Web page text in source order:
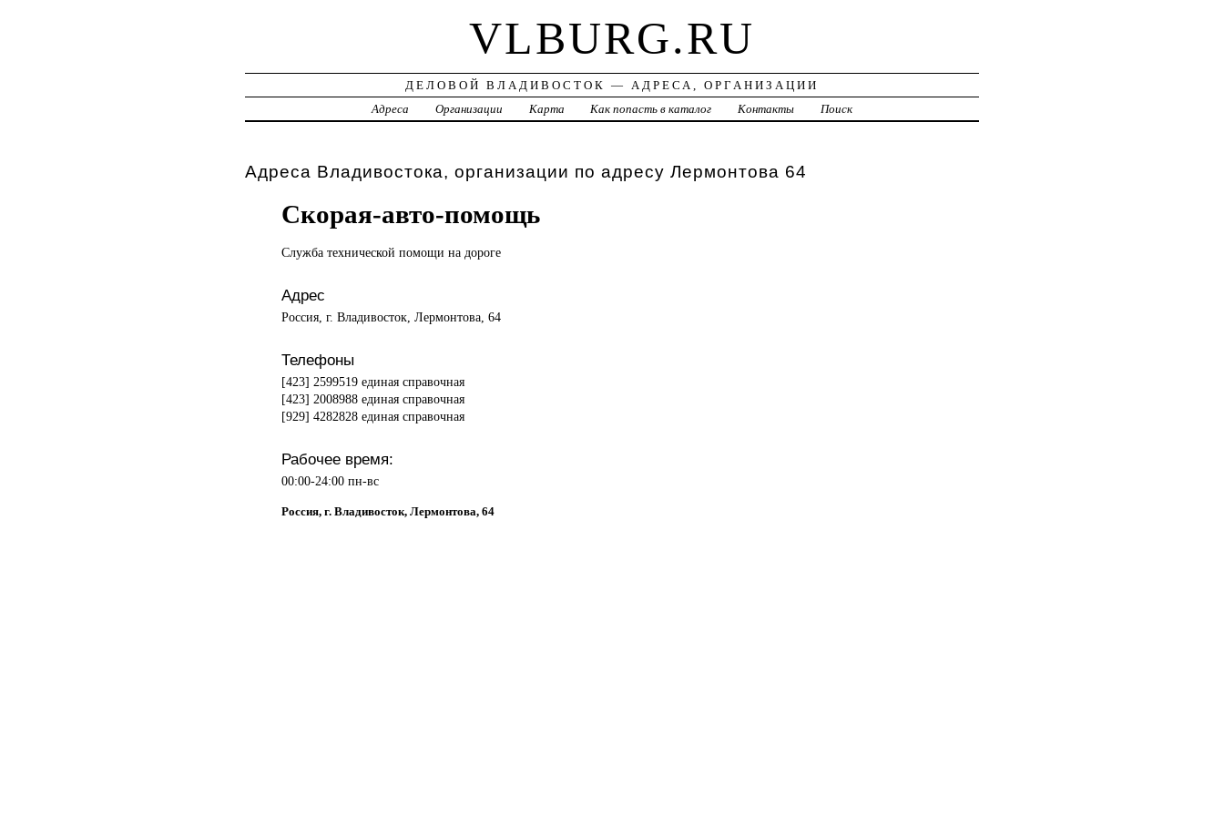
VLBURG.RU
ДЕЛОВОЙ ВЛАДИВОСТОК — АДРЕСА, ОРГАНИЗАЦИИ
Адреса
Организации Карта Как попасть в каталог Контакты Поиск
Адреса Владивостока, организации по адресу Лермонтова 64
Скорая-авто-помощь
Служба технической помощи на дороге
Адрес
Россия, г. Владивосток, Лермонтова, 64
Телефоны
[423] 2599519 единая справочная
[423] 2008988 единая справочная
[929] 4282828 единая справочная
Рабочее время:
00:00-24:00 пн-вс
Россия, г. Владивосток, Лермонтова, 64